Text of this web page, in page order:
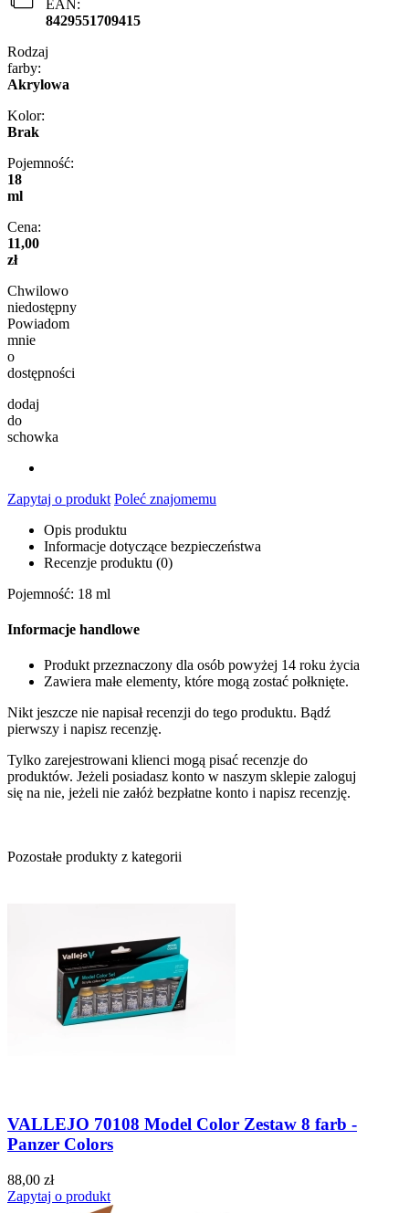
EAN:
8429551709415
Rodzaj
farby:
Akrylowa
Kolor:
Brak
Pojemność:
18
ml
Cena:
11,00
zł
Chwilowo
niedostępny
Powiadom
mnie
o
dostępności
dodaj
do
schowka
Zapytaj o produkt Poleć znajomemu
Opis produktu
Informacje dotyczące bezpieczeństwa
Recenzje produktu (0)
Pojemność: 18 ml
Informacje handlowe
Produkt przeznaczony dla osób powyżej 14 roku życia
Zawiera małe elementy, które mogą zostać połknięte.
Nikt jeszcze nie napisał recenzji do tego produktu. Bądź
pierwszy i napisz recenzję.
Tylko zarejestrowani klienci mogą pisać recenzje do
produktów. Jeżeli posiadasz konto w naszym sklepie zaloguj
się na nie, jeżeli nie załóż bezpłatne konto i napisz recenzję.
Pozostałe produkty z kategorii
VALLEJO 70108 Model Color Zestaw 8 farb -
Panzer Colors
88,00 zł
Zapytaj o produkt